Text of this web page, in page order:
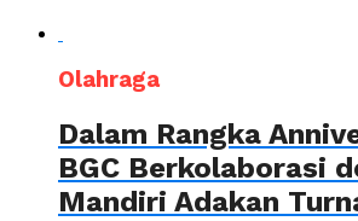
Olahraga
Dalam Rangka
BGC Berkolaborasi
Mandiri Adakan